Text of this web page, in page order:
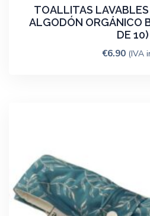
TOALLITAS
ALGODÓN ORGÁNICO
DE 10)
€6.90 (IVA